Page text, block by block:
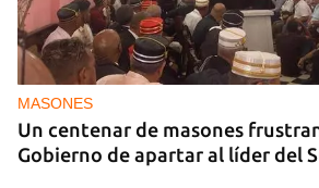
MASONES
Un centenar de masones
Gobierno de apartar al líder del